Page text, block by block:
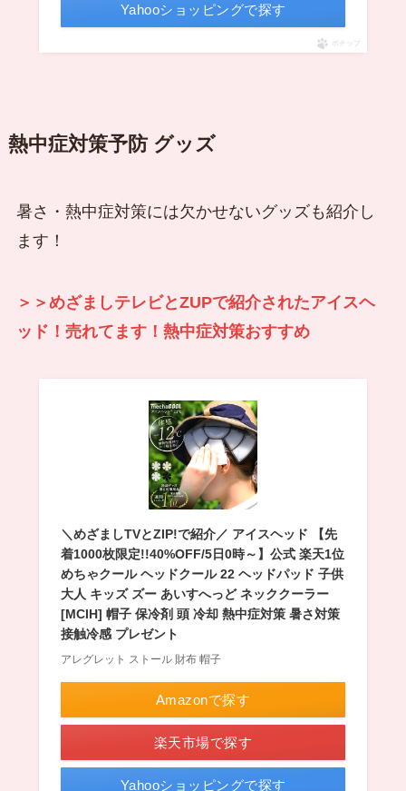
Yahooショッピングで探す
ポチップ
熱中症対策予防 グッズ
暑さ・熱中症対策には欠かせないグッズも紹介し
ます！
＞＞めざましテレビとZUPで紹介されたアイスヘ
ッド！売れてます！熱中症対策おすすめ
＼めざましTVとZIP!で紹介／ アイスヘッド 【先
着1000枚限定!!40%OFF/5日0時～】公式 楽天1位
めちゃクール ヘッドクール 22 ヘッドパッド 子供
大人 キッズ ズー あいすへっど ネッククーラー
[MCIH] 帽子 保冷剤 頭 冷却 熱中症対策 暑さ対策
接触冷感 プレゼント
アレグレット ストール 財布 帽子
Amazonで探す
楽天市場で探す
Yahooショッピングで探す